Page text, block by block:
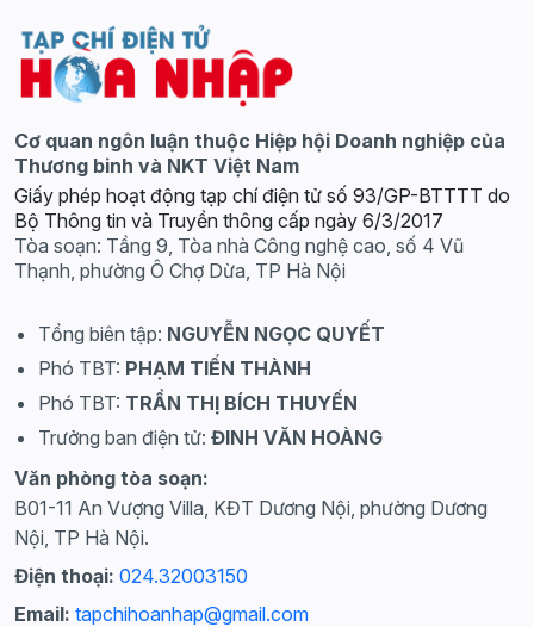
Cơ quan ngôn luận thuộc Hiệp hội Doanh nghiệp của
Thương binh và NKT Việt Nam
Giấy phép hoạt động tạp chí điện tử số 93/GP-BTTTT do
Bộ Thông tin và Truyền thông cấp ngày 6/3/2017
Tòa soạn: Tầng 9, Tòa nhà Công nghệ cao, số 4 Vũ
Thạnh, phường Ô Chợ Dừa, TP Hà Nội
Tổng biên tập: NGUYỄN NGỌC QUYẾT
Phó TBT: PHẠM TIẾN THÀNH
Phó TBT: TRẦN THỊ BÍCH THUYẾN
Trưởng ban điện tử: ĐINH VĂN HOÀNG
Văn phòng tòa soạn:
B01-11 An Vượng Villa, KĐT Dương Nội, phường Dương
Nội, TP Hà Nội.
Điện thoại: 024.32003150
Email: tapchihoanhap@gmail.com